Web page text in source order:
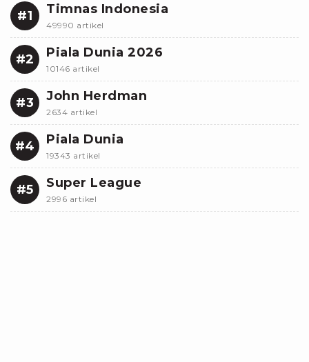
#1 Timnas Indonesia
49990 artikel
#2 Piala Dunia 2026
10146 artikel
#3 John Herdman
2634 artikel
#4 Piala Dunia
19343 artikel
#5 Super League
2996 artikel